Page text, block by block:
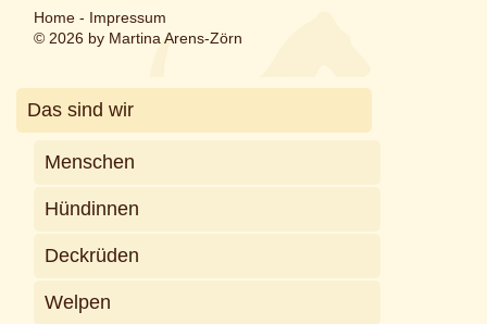
Home- Impressum
© 2026 by Martina Arens-Zörn
Das sind wir
Menschen
Hündinnen
Deckrüden
Welpen